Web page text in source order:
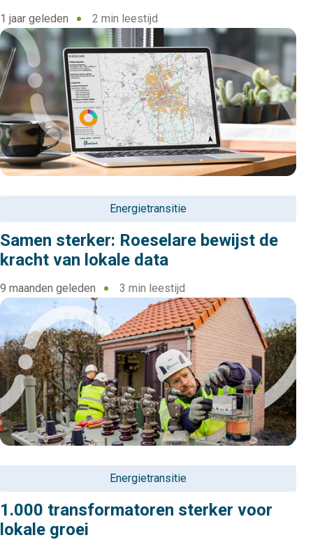
1 jaar geleden 2 min leestijd
Energietransitie
Samen sterker: Roeselare bewijst de
kracht van lokale data
9 maanden geleden 3 min leestijd
Energietransitie
1.000 transformatoren sterker voor
lokale groei